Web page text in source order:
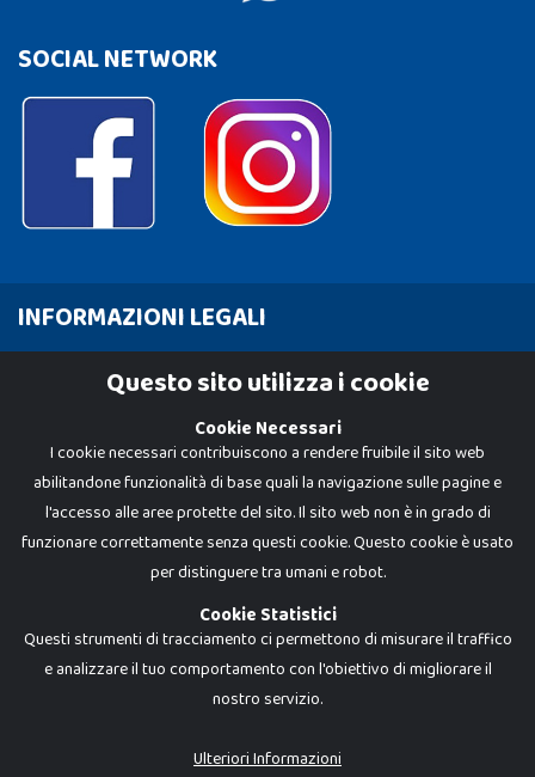
SOCIAL NETWORK
INFORMAZIONI LEGALI
Cookie Policy
Dadi e Mattoncini è un brand di Giocabene Srl. Ogni riproduzione o utilizzo non
I prezzi e le promozioni pubblicate potrebbero differire da quanto esposto in
Questo sito utilizza i cookie
Cookie Necessari
I cookie necessari contribuiscono a rendere fruibile il sito web
abilitandone funzionalità di base quali la navigazione sulle pagine e
l'accesso alle aree protette del sito. Il sito web non è in grado di
funzionare correttamente senza questi cookie. Questo cookie è usato
per distinguere tra umani e robot.
Cookie Statistici
Questi strumenti di tracciamento ci permettono di misurare il traffico
e analizzare il tuo comportamento con l'obiettivo di migliorare il
nostro servizio.
Ulteriori Informazioni